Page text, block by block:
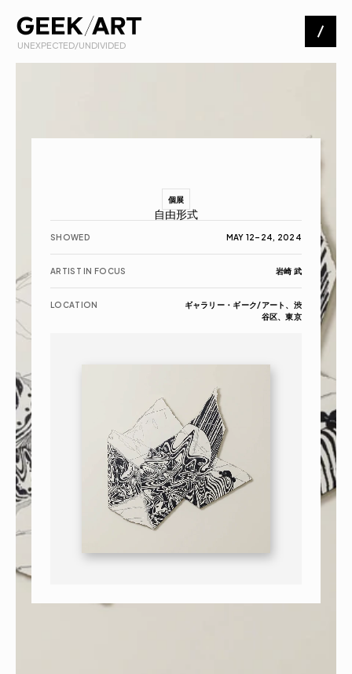
UNEXPECTED/UNDIVIDED
Exhibitions
Contact
個展
自由形式
SHOWED MAY 12–24, 2024
ARTIST IN FOCUS 岩崎 武
LOCATION
ギャラリー・ギーク/アート、渋
谷区、東京